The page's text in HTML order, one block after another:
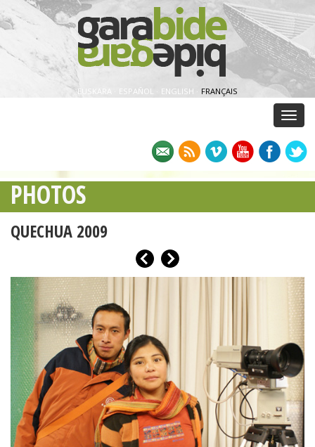
EUSKARA ESPAÑOL · ENGLISH · FRANÇAIS
PHOTOS
QUECHUA 2009